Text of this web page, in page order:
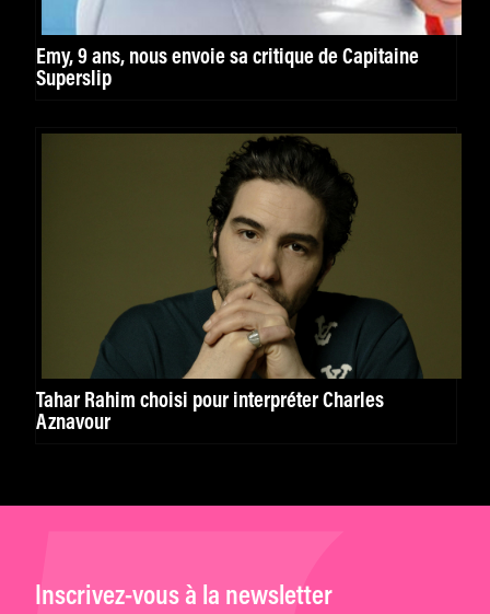
Emy, 9 ans, nous envoie sa critique de Capitaine
Superslip
Tahar Rahim choisi pour interpréter Charles
Aznavour
Inscrivez-vous à la newsletter